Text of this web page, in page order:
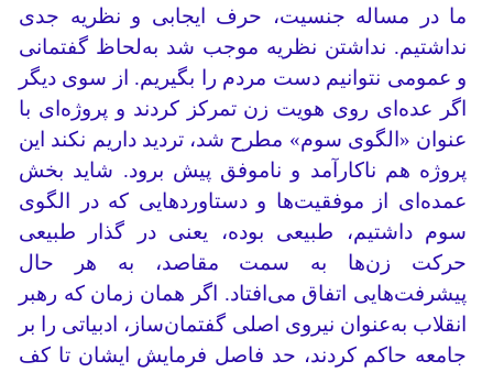
ما در مساله جنسیت، حرف ایجابی و نظریه جدی
نداشتیم. نداشتن نظریه موجب ‌شد به‌لحاظ گفتمانی
و عمومی نتوانیم دست مردم را بگیریم. از سوی دیگر
اگر عده‌ای روی هویت زن تمرکز کردند و پروژه‌ای با
عنوان «الگوی سوم» مطرح شد، تردید داریم نکند این
پروژه هم ناکارآمد و ناموفق پیش برود. شاید بخش
عمده‌ای از موفقیت‌ها و دستاوردهایی که در الگوی
سوم داشتیم، طبیعی بوده، یعنی در گذار طبیعی
حرکت زن‌ها به سمت مقاصد، به هر حال
پیشرفت‌هایی اتفاق می‌افتاد. اگر همان زمان که رهبر
انقلاب به‌عنوان نیروی اصلی گفتمان‌ساز، ادبیاتی را بر
جامعه حاکم کردند، حد فاصل فرمایش ایشان تا کف